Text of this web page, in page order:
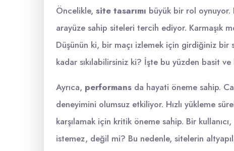
Öncelikle, site tasarımı büyük bir rol oynuyor.
arayüze sahip siteleri tercih ediyor. Karmaşık
Düşünün ki, bir maçı izlemek için girdiğiniz bir
kadar sıkılabilirsiniz ki? İşte bu yüzden basit ve
Ayrıca, performans da hayati öneme sahip.
deneyimini olumsuz etkiliyor. Hızlı yükleme
karşılamak için kritik öneme sahip. Bir
istemez, değil mi? Bu nedenle, sitelerin